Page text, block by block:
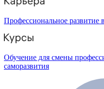
Профессиональное развитие
Обучение для смены
саморазвития